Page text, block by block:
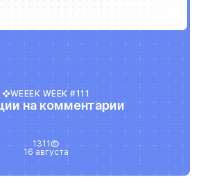
WEEEK WEEK #111
на комментарии
1311
16 августа